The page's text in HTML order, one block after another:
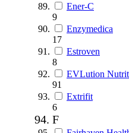
Ener-C
9
Enzymedica
17
Estroven
8
EVLution
91
Extrifit
6
F